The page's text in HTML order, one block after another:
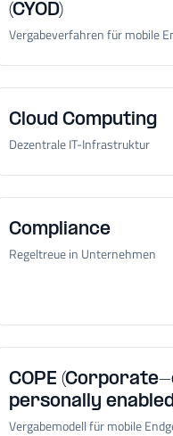
(CYOD)
Vergabeverfahren für mobile
Cloud Computing
Dezentrale IT-Infrastruktur
Compliance
Regeltreue in Unternehmen
COPE
personally
Vergabemodell für mobile